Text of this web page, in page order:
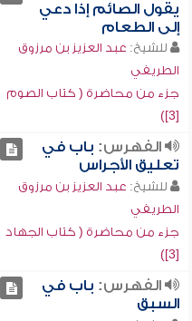
يقول الصائم إذا دعي
إلى الطعام
للشيخ: عبد العزيز بن مرزوق
الطريفي
جزء من محاضرة ( كتاب الصوم
[3])
الفهرس: باب في
تعليق الأجراس
للشيخ: عبد العزيز بن مرزوق
الطريفي
جزء من محاضرة ( كتاب الجهاد
[3])
الفهرس: باب في
السبق